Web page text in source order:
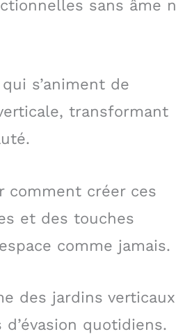
sans âme
s’animent de
transformant
comment créer ces
et des touches
comme jamais.
des jardins
quotidiens.